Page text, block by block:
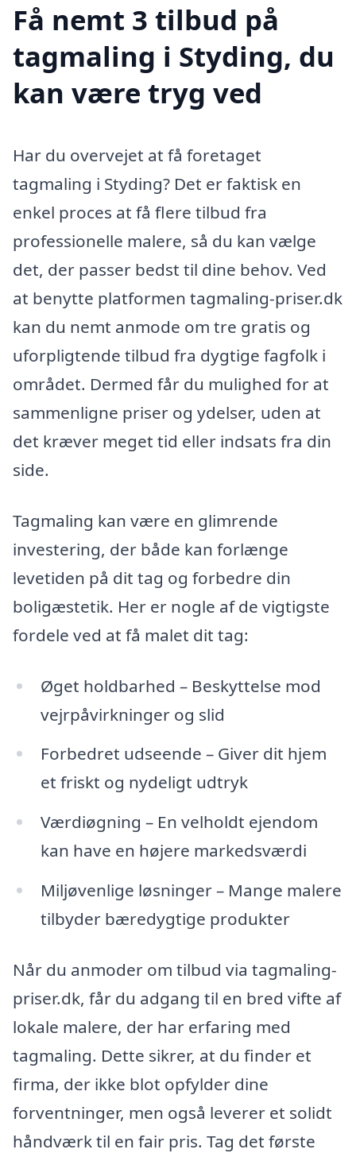
Få nemt 3 tilbud på
tagmaling i Styding, du
kan være tryg ved
Har du overvejet at få foretaget
tagmaling i Styding? Det er faktisk en
enkel proces at få flere tilbud fra
professionelle malere, så du kan vælge
det, der passer bedst til dine behov. Ved
at benytte platformen tagmaling-priser.dk
kan du nemt anmode om tre gratis og
uforpligtende tilbud fra dygtige fagfolk i
området. Dermed får du mulighed for at
sammenligne priser og ydelser, uden at
det kræver meget tid eller indsats fra din
side.
Tagmaling kan være en glimrende
investering, der både kan forlænge
levetiden på dit tag og forbedre din
boligæstetik. Her er nogle af de vigtigste
fordele ved at få malet dit tag:
Øget holdbarhed – Beskyttelse mod
vejrpåvirkninger og slid
Forbedret udseende – Giver dit hjem
et friskt og nydeligt udtryk
Værdiøgning – En velholdt ejendom
kan have en højere markedsværdi
Miljøvenlige løsninger – Mange malere
tilbyder bæredygtige produkter
Når du anmoder om tilbud via tagmaling-
priser.dk, får du adgang til en bred vifte af
lokale malere, der har erfaring med
tagmaling. Dette sikrer, at du finder et
firma, der ikke blot opfylder dine
forventninger, men også leverer et solidt
håndværk til en fair pris. Tag det første